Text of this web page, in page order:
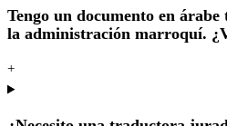
Tengo un documento en
la administración marroquí.
+